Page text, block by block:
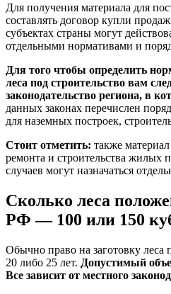
Для получения материала для
составлять договор купли
субъектах страны могут
отдельными нормативами и
Для того чтобы определить
леса под строительство вам
законодательство региона, в
данных законах перечислен
для наземных построек,
Стоит отметить: также
ремонта и строительства
случаев могут назначаться
Сколько леса
РФ — 100 или 150
Обычно право на заготовку леса
20 либо 25 лет. Допустимый
Все зависит от местного